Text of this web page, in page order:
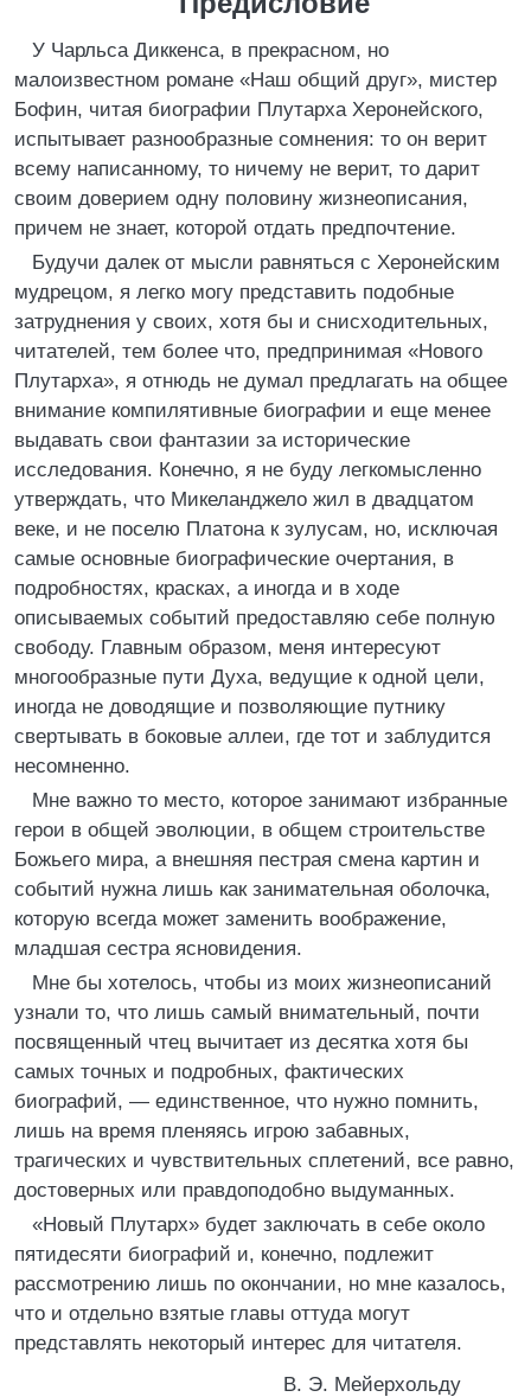
У Чарльса Диккенса, в прекрасном, но
малоизвестном романе «Наш общий друг», мистер
Бофин, читая биографии Плутарха Херонейского,
испытывает разнообразные сомнения: то он верит
всему написанному, то ничему не верит, то дарит
своим доверием одну половину жизнеописания,
причем не знает, которой отдать предпочтение.
Будучи далек от мысли равняться с Херонейским
мудрецом, я легко могу представить подобные
затруднения у своих, хотя бы и снисходительных,
читателей, тем более что, предпринимая «Нового
Плутарха», я отнюдь не думал предлагать на общее
внимание компилятивные биографии и еще менее
выдавать свои фантазии за исторические
исследования. Конечно, я не буду легкомысленно
утверждать, что Микеланджело жил в двадцатом
веке, и не поселю Платона к зулусам, но, исключая
самые основные биографические очертания, в
подробностях, красках, а иногда и в ходе
описываемых событий предоставляю себе полную
свободу. Главным образом, меня интересуют
многообразные пути Духа, ведущие к одной цели,
иногда не доводящие и позволяющие путнику
свертывать в боковые аллеи, где тот и заблудится
несомненно.
Мне важно то место, которое занимают избранные
герои в общей эволюции, в общем строительстве
Божьего мира, а внешняя пестрая смена картин и
событий нужна лишь как занимательная оболочка,
которую всегда может заменить воображение,
младшая сестра ясновидения.
Мне бы хотелось, чтобы из моих жизнеописаний
узнали то, что лишь самый внимательный, почти
посвященный чтец вычитает из десятка хотя бы
самых точных и подробных, фактических
биографий, — единственное, что нужно помнить,
лишь на время пленяясь игрою забавных,
трагических и чувствительных сплетений, все равно,
достоверных или правдоподобно выдуманных.
«Новый Плутарх» будет заключать в себе около
пятидесяти биографий и, конечно, подлежит
рассмотрению лишь по окончании, но мне казалось,
что и отдельно взятые главы оттуда могут
представлять некоторый интерес для читателя.
В. Э. Мейерхольду